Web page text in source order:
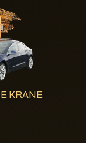
KRANE